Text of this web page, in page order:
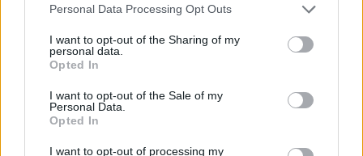
Please note that this website/app uses one or more Google
not limited to your visit or usage behaviour. You may click to
grant or deny consent to Google and its third-party tags to
use your data for below specified purposes in below Google
consent section.
Personal Data Processing Opt Outs
I want to opt-out of the Sharing of my
personal data.
Opted In
I want to opt-out of the Sale of my
Personal Data.
Opted In
I want to opt-out of processing my
de hacerlo).
Toda la naturaleza sin complicaciones de todo
eso lo convierte en la manera perfecta de
comprar para las vacaciones o, de hecho, solo
para cualquier fiesta que pueda tener (o incluso